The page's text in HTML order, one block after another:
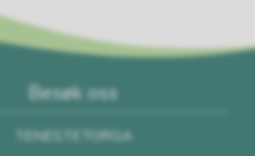
Besøk oss
TENESTETORGA